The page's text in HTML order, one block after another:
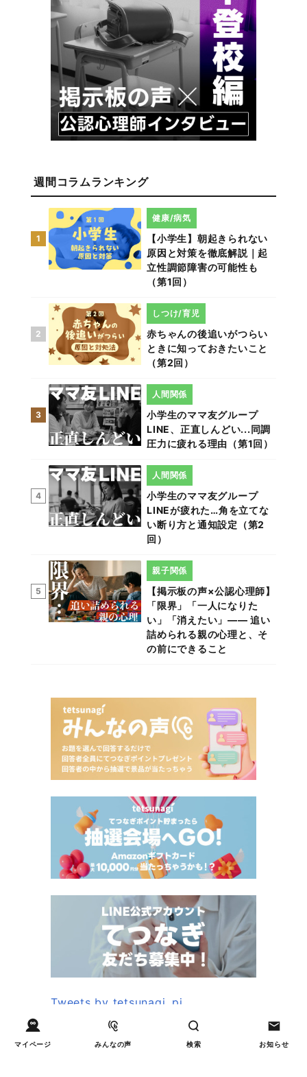
マイページ みんなの声 検索 お知らせ
週間コラムランキング
1
【小学生】朝起きられない
原因と対策を徹底解説｜起
立性調節障害の可能性も
（第1回）
健康/病気
2
赤ちゃんの後追いがつらい
ときに知っておきたいこと
（第2回）
しつけ/育児
3
小学生のママ友グループ
LINE、正直しんどい...同調
圧力に疲れる理由（第1回）
人間関係
4
小学生のママ友グループ
LINEが疲れた…角を立てな
い断り方と通知設定（第2
回）
人間関係
5
【掲示板の声×公認心理師】
「限界」「一人になりた
い」「消えたい」―― 追い
詰められる親の心理と、そ
の前にできること
親子関係
Tweets by tetsunagi_pj
あなたにおすすめのコラム